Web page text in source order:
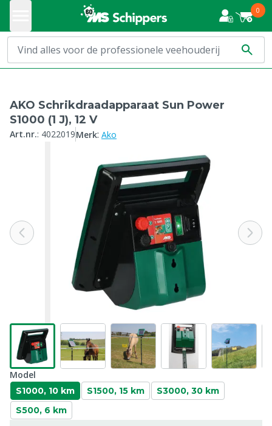
0
AKO Schrikdraadapparaat Sun Power
S1000 (1 J), 12 V
Art.nr.: 4022019Merk: Ako
Model
S1000, 10 km S1500, 15 km
S3000, 30 km
S500, 6 km